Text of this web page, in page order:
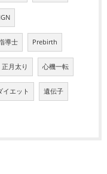
導士 Prebirth
正月太り 心機一転
イエット 遺伝子